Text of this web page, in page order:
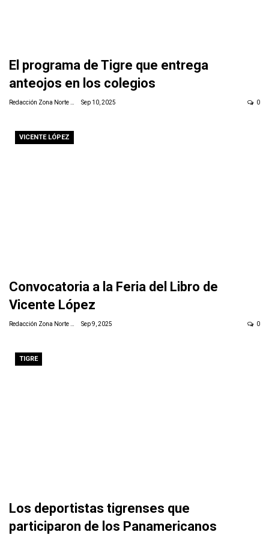
El programa de Tigre que entrega
anteojos en los colegios
Sep 10, 2025 0
VICENTE LÓPEZ
Convocatoria a la Feria del Libro de
Vicente López
Sep 9, 2025 0
TIGRE
Los deportistas tigrenses que
participaron de los Panamericanos